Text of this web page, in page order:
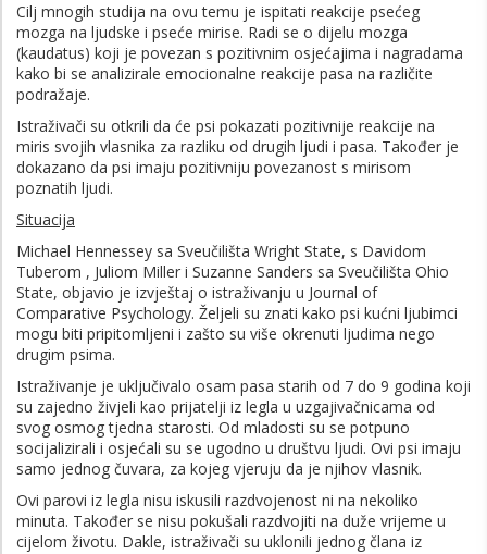
Cilj mnogih studija na ovu temu je ispitati reakcije psećeg
mozga na ljudske i pseće mirise. Radi se o dijelu mozga
(kaudatus) koji je povezan s pozitivnim osjećajima i nagradama
kako bi se analizirale emocionalne reakcije pasa na različite
podražaje.
Istraživači su otkrili da će psi pokazati pozitivnije reakcije na
miris svojih vlasnika za razliku od drugih ljudi i pasa. Također je
dokazano da psi imaju pozitivniju povezanost s mirisom
poznatih ljudi.
Situacija
Michael Hennessey sa Sveučilišta Wright State, s Davidom
Tuberom , Juliom Miller i Suzanne Sanders sa Sveučilišta Ohio
State, objavio je izvještaj o istraživanju u Journal of
Comparative Psychology. Željeli su znati kako psi kućni ljubimci
mogu biti pripitomljeni i zašto su više okrenuti ljudima nego
drugim psima.
Istraživanje je uključivalo osam pasa starih od 7 do 9 godina koji
su zajedno živjeli kao prijatelji iz legla u uzgajivačnicama od
svog osmog tjedna starosti. Od mladosti su se potpuno
socijalizirali i osjećali su se ugodno u društvu ljudi. Ovi psi imaju
samo jednog čuvara, za kojeg vjeruju da je njihov vlasnik.
Ovi parovi iz legla nisu iskusili razdvojenost ni na nekoliko
minuta. Također se nisu pokušali razdvojiti na duže vrijeme u
cijelom životu. Dakle, istraživači su uklonili jednog člana iz